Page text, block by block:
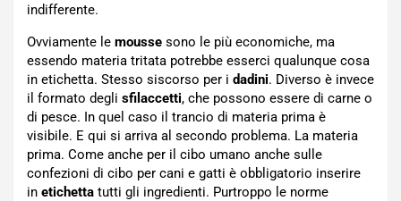
indifferente.
Ovviamente le mousse sono le più economiche, ma
essendo materia tritata potrebbe esserci qualunque cosa
in etichetta. Stesso siscorso per i dadini. Diverso è invece
il formato degli sfilaccetti, che possono essere di carne o
di pesce. In quel caso il trancio di materia prima è
visibile. E qui si arriva al secondo problema. La materia
prima. Come anche per il cibo umano anche sulle
confezioni di cibo per cani e gatti è obbligatorio inserire
in etichetta tutti gli ingredienti. Purtroppo le norme